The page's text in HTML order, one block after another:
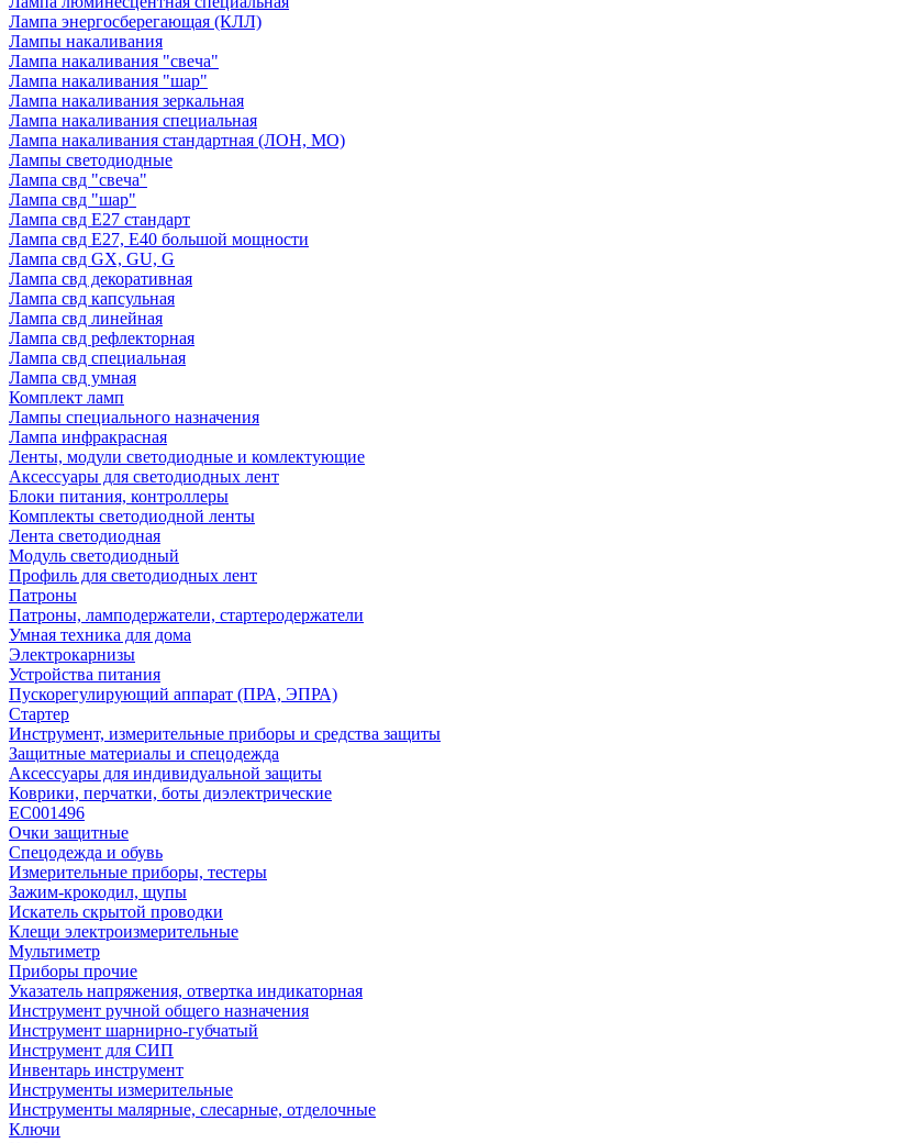
Лампа энергосберегающая (КЛЛ)
Лампы накаливания
Лампа накаливания "свеча"
Лампа накаливания "шар"
Лампа накаливания зеркальная
Лампа накаливания специальная
Лампа накаливания стандартная (ЛОН, МО)
Лампы светодиодные
Лампа свд "свеча"
Лампа свд "шар"
Лампа свд E27 стандарт
Лампа свд E27, Е40 большой мощности
Лампа свд GX, GU, G
Лампа свд декоративная
Лампа свд капсульная
Лампа свд линейная
Лампа свд рефлекторная
Лампа свд специальная
Лампа свд умная
Комплект ламп
Лампы специального назначения
Лампа инфракрасная
Ленты, модули светодиодные и комлектующие
Аксессуары для светодиодных лент
Блоки питания, контроллеры
Комплекты светодиодной ленты
Лента светодиодная
Модуль светодиодный
Профиль для светодиодных лент
Патроны
Патроны, ламподержатели, стартеродержатели
Умная техника для дома
Электрокарнизы
Устройства питания
Пускорегулирующий аппарат (ПРА, ЭПРА)
Стартер
Инструмент, измерительные приборы и средства защиты
Защитные материалы и спецодежда
Аксессуары для индивидуальной защиты
Коврики, перчатки, боты диэлектрические
EC001496
Очки защитные
Спецодежда и обувь
Измерительные приборы, тестеры
Зажим-крокодил, щупы
Искатель скрытой проводки
Клещи электроизмерительные
Мультиметр
Приборы прочие
Указатель напряжения, отвертка индикаторная
Инструмент ручной общего назначения
Инструмент шарнирно-губчатый
Инструмент для СИП
Инвентарь инструмент
Инструменты измерительные
Инструменты малярные, слесарные, отделочные
Ключи